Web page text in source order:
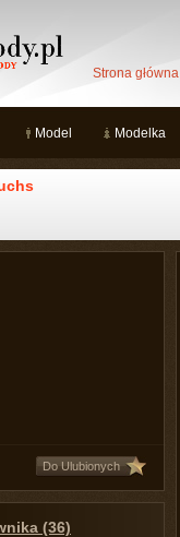
Strona główna
Model Modelka
Do Ulubionych
(36)